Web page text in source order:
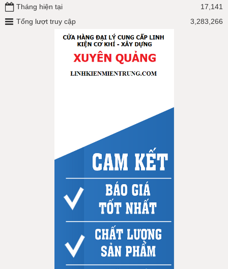
Tháng hiện tại
17,141
Tổng lượt truy cập
3,283,266